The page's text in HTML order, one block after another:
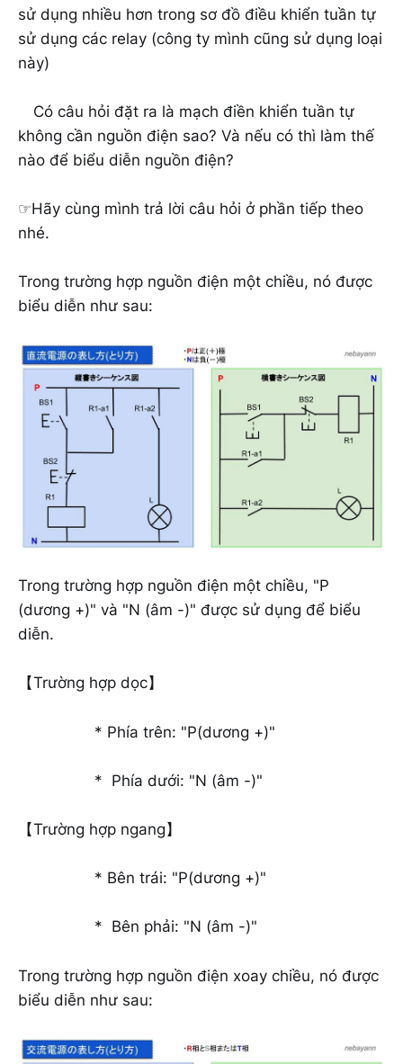
sử dụng nhiều hơn trong sơ đồ điều khiển tuần tự
sử dụng các relay (công ty mình cũng sử dụng loại
này)
Có câu hỏi đặt ra là mạch điền khiển tuần tự
không cần nguồn điện sao? Và nếu có thì làm thế
nào để biểu diễn nguồn điện?
☞Hãy cùng mình trả lời câu hỏi ở phần tiếp theo
nhé.
Trong trường hợp nguồn điện một chiều, nó được
biểu diễn như sau:
Trong trường hợp nguồn điện một chiều, "P
(dương +)" và "N (âm -)" được sử dụng để biểu
diễn.
【Trường hợp dọc】
* Phía trên: "P(dương +)"
* Phía dưới: "N (âm -)"
【Trường hợp ngang】
* Bên trái: "P(dương +)"
* Bên phải: "N (âm -)"
Trong trường hợp nguồn điện xoay chiều, nó được
biểu diễn như sau: